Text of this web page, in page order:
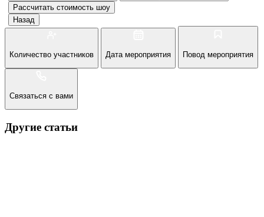
Рассчитать стоимость шоу
Назад
Количество участников Дата мероприятия Повод мероприятия
Связаться с вами
Другие статьи